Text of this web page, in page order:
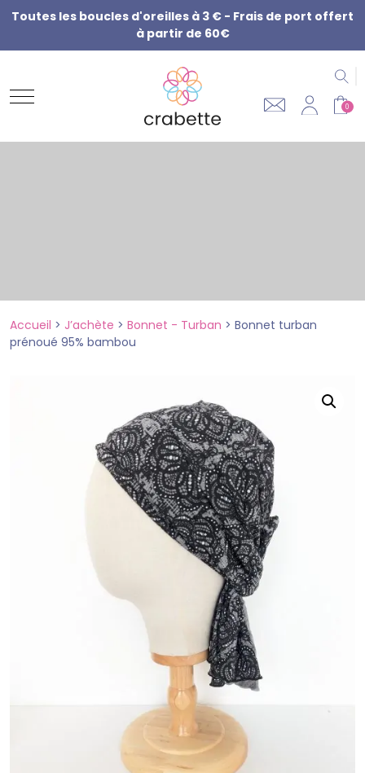
Toutes les boucles d'oreilles à 3 € - Frais de port offert
à partir de 60€
0
Accueil > J’achète > Bonnet - Turban > Bonnet turban
prénoué 95% bambou